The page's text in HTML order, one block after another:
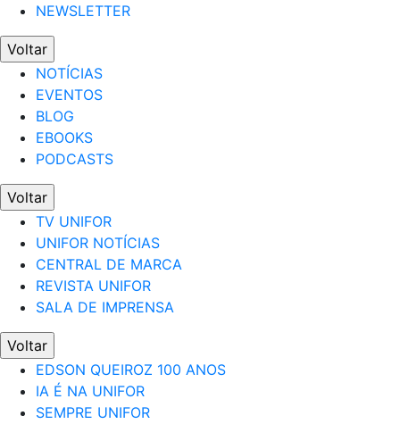
NEWSLETTER
Voltar
NOTÍCIAS
EVENTOS
BLOG
EBOOKS
PODCASTS
Voltar
TV UNIFOR
UNIFOR NOTÍCIAS
CENTRAL DE MARCA
REVISTA UNIFOR
SALA DE IMPRENSA
Voltar
EDSON QUEIROZ 100 ANOS
IA É NA UNIFOR
SEMPRE UNIFOR